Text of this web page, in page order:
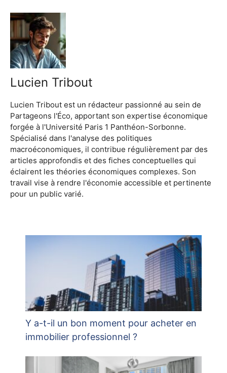
Lucien Tribout
Lucien Tribout est un rédacteur passionné au sein de
Partageons l'Éco, apportant son expertise économique
forgée à l'Université Paris 1 Panthéon-Sorbonne.
Spécialisé dans l'analyse des politiques
macroéconomiques, il contribue régulièrement par des
articles approfondis et des fiches conceptuelles qui
éclairent les théories économiques complexes. Son
travail vise à rendre l'économie accessible et pertinente
pour un public varié.
Y a-t-il un bon moment pour acheter en
immobilier professionnel ?